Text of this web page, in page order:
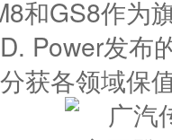
和GS8作为
Power发
获各领域保